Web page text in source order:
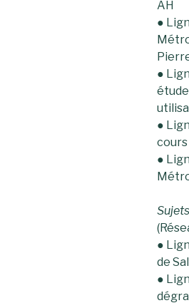
AH
●
●
●
●
●
de
●